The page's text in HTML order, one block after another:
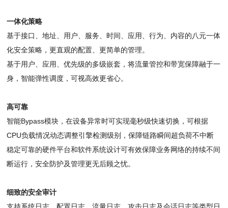
一体化策略
基于接口、地址、用户、服务、时间、应用、行为、内容的八元一体
化安全策略，更直观的配置、更简单的管理。
基于用户、应用、优先级的多级嵌套，将流量管控和带宽保障融于一
身，智能弹性调度，可视高效更省心。
高可靠
智能Bypass模块，在设备异常时可实现毫秒级快速切换，可根据
CPU负载情况动态调整引擎检测级别，保障链路瞬间超负荷不中断
稳定可靠的硬件平台和软件系统设计可有效保障业务网络的持续不间
断运行，安全防护及管理更无后顾之忧。
细致的安全审计